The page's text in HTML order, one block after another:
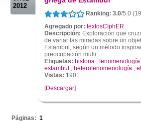
2012
Ranking: 3.0/5.0
Agregado por: textosCIphER
Descripción: Exploración que
de variar las miradas sobre un
Estambul, según un método
preocupación multi...
Etiquetas: historia , fenomenología
estambul , heterofenomenología ,
Vistas: 1901
[Descargar]
Páginas: 1